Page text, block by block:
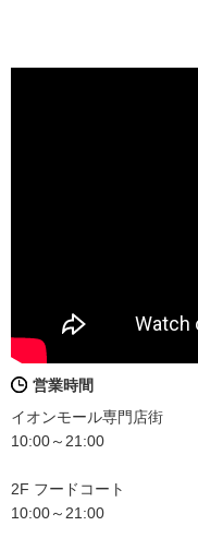
営業時間
イオンモール専門店街
10:00～21:00
2F フードコート
10:00～21:00